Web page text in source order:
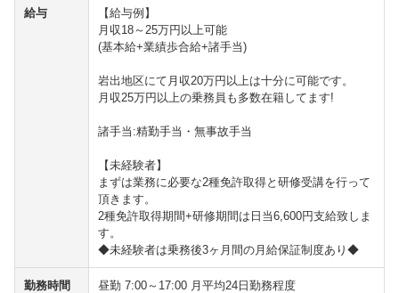
給与
【給与例】
月収18～25万円以上可能
(基本給+業績歩合給+諸手当)
岩出地区にて月収20万円以上は十分に可能です。
月収25万円以上の乗務員も多数在籍してます!
諸手当:精勤手当・無事故手当
【未経験者】
まずは業務に必要な2種免許取得と研修受講を行って
頂きます。
2種免許取得期間+研修期間は日当6,600円支給致しま
す。
◆未経験者は乗務後3ヶ月間の月給保証制度あり◆
勤務時間
昼勤 7:00～17:00 月平均24日勤務程度